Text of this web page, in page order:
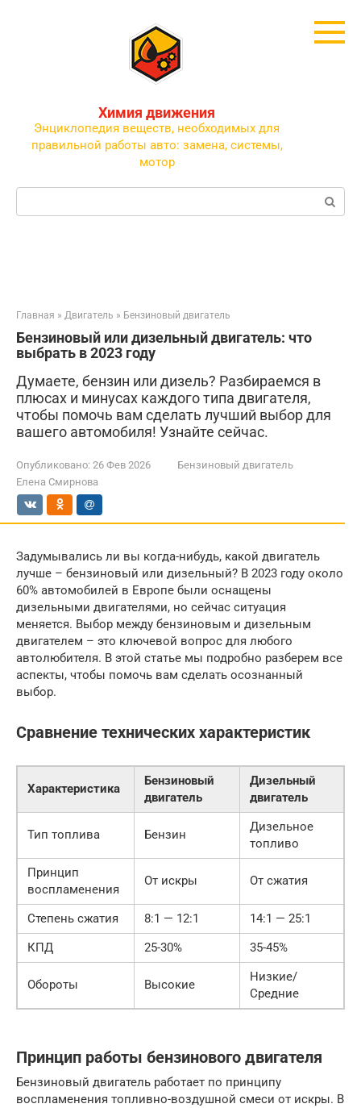
Химия движения
Энциклопедия веществ, необходимых для
правильной работы авто: замена, системы,
мотор
Поиск:
Главная » Двигатель » Бензиновый двигатель
Бензиновый или дизельный двигатель: что
выбрать в 2023 году
Думаете, бензин или дизель? Разбираемся в
плюсах и минусах каждого типа двигателя,
чтобы помочь вам сделать лучший выбор для
вашего автомобиля! Узнайте сейчас.
Опубликовано: 26 Фев 2026
Бензиновый двигатель
Елена Смирнова
Задумывались ли вы когда-нибудь, какой двигатель
лучше – бензиновый или дизельный? В 2023 году около
60% автомобилей в Европе были оснащены
дизельными двигателями, но сейчас ситуация
меняется. Выбор между бензиновым и дизельным
двигателем – это ключевой вопрос для любого
автолюбителя. В этой статье мы подробно разберем все
аспекты, чтобы помочь вам сделать осознанный
выбор.
Сравнение технических характеристик
Характеристика
Бензиновый
двигатель
Дизельный
двигатель
Тип топлива Бензин
Дизельное
топливо
Принцип
воспламенения
От искры От сжатия
Степень сжатия 8:1 — 12:1
14:1 — 25:1
КПД
25-30% 35-45%
Обороты Высокие
Низкие/
Средние
Принцип работы бензинового двигателя
Бензиновый двигатель работает по принципу
воспламенения топливно-воздушной смеси от искры. В